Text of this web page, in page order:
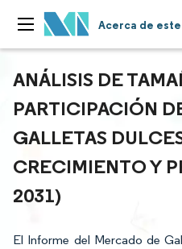
Acerca de
ANÁLISIS DE
PARTICIPACIÓN
GALLETAS
CRECIMIENTO Y
2031)
El Informe del Mercado de